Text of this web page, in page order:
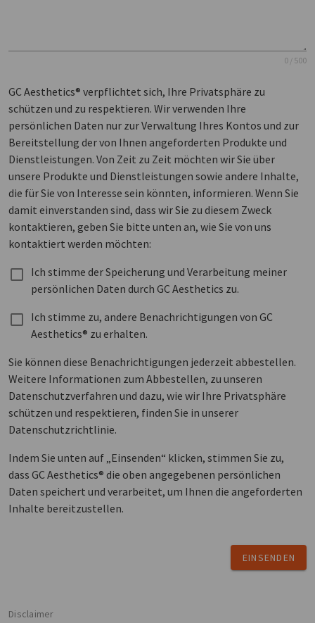
0 / 500
GC Aesthetics® verpflichtet sich, Ihre Privatsphäre zu
schützen und zu respektieren. Wir verwenden Ihre
persönlichen Daten nur zur Verwaltung Ihres Kontos und zur
Bereitstellung der von Ihnen angeforderten Produkte und
Dienstleistungen. Von Zeit zu Zeit möchten wir Sie über
unsere Produkte und Dienstleistungen sowie andere Inhalte,
die für Sie von Interesse sein könnten, informieren. Wenn Sie
damit einverstanden sind, dass wir Sie zu diesem Zweck
kontaktieren, geben Sie bitte unten an, wie Sie von uns
kontaktiert werden möchten:
Ich stimme der Speicherung und Verarbeitung meiner
persönlichen Daten durch GC Aesthetics zu.
Ich stimme zu, andere Benachrichtigungen von GC
Aesthetics® zu erhalten.
Sie können diese Benachrichtigungen jederzeit abbestellen.
Weitere Informationen zum Abbestellen, zu unseren
Datenschutzverfahren und dazu, wie wir Ihre Privatsphäre
schützen und respektieren, finden Sie in unserer
Datenschutzrichtlinie.
Indem Sie unten auf „Einsenden“ klicken, stimmen Sie zu,
dass GC Aesthetics® die oben angegebenen persönlichen
Daten speichert und verarbeitet, um Ihnen die angeforderten
Inhalte bereitzustellen.
EINSENDEN
Disclaimer